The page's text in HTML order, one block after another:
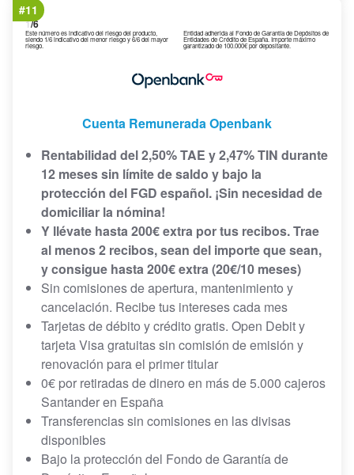
1/6
Este número es indicativo del riesgo del producto,
siendo 1/6 indicativo del menor riesgo y 6/6 del mayor
riesgo.
Entidad adherida al Fondo de Garantía de Depósitos de
Entidades de Crédito de España. Importe máximo
garantizado de 100.000€ por depositante.
#11
Cuenta Remunerada Openbank
Rentabilidad del 2,50% TAE y 2,47% TIN durante
12 meses sin límite de saldo y bajo la
protección del FGD español. ¡Sin necesidad de
domiciliar la nómina!
Y llévate hasta 200€ extra por tus recibos. Trae
al menos 2 recibos, sean del importe que sean,
y consigue hasta 200€ extra (20€/10 meses)
Sin comisiones de apertura, mantenimiento y
cancelación. Recibe tus intereses cada mes
Tarjetas de débito y crédito gratis. Open Debit y
tarjeta Visa gratuitas sin comisión de emisión y
renovación para el primer titular
0€ por retiradas de dinero en más de 5.000 cajeros
Santander en España
Transferencias sin comisiones en las divisas
disponibles
Bajo la protección del Fondo de Garantía de